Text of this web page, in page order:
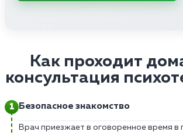
Как проходит
консультация
Безопасное знакомство
Врач приезжает в оговоренное время в